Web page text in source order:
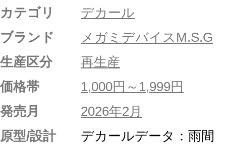
カテゴリ
デカール
ブランド
メガミデバイスM.S.G
生産区分
再生産
価格帯
1,000円～1,999円
発売月
2026年2月
原型/設計
デカールデータ：雨間